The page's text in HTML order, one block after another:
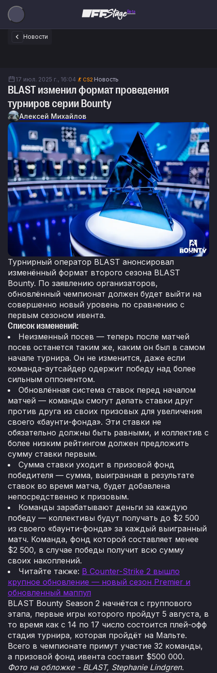
Beta
Новости
17 июл. 2025 г., 16:04 CS2 Новость
BLAST изменил формат проведения
турниров серии Bounty
Алексей Михайлов
Турнирный оператор BLAST анонсировал
изменённый формат второго сезона BLAST
Bounty. По заявлению организаторов,
обновлённый чемпионат должен будет выйти на
совершенно новый уровень по сравнению с
первым сезоном ивента.
Список изменений:
Неизменный посев — теперь после матчей
посев останется таким же, каким он был в самом
начале турнира. Он не изменится, даже если
команда-аутсайдер одержит победу над более
сильным оппонентом.
Обновлённая система ставок перед началом
матчей — команды смогут делать ставки друг
против друга из своих призовых для увеличения
своего «баунти-фонда». Эти ставки не
обязательно должны быть равными, и коллектив с
более низким рейтингом должен предложить
сумму ставки первым.
Сумма ставки уходит в призовой фонд
победителя — сумма, выигранная в результате
ставок во время матча, будет добавлена
непосредственно к призовым.
Команды зарабатывают деньги за каждую
победу — коллективы будут получать до $2 500
из своего «баунти-фонда» за каждый выигранный
матч. Команда, фонд которой составляет менее
$2 500, в случае победы получит всю сумму
своих накоплений.
Читайте также: В Counter-Strike 2 вышло
крупное обновление — новый сезон Premier и
обновленный маппул
BLAST Bounty Season 2 начнётся с группового
этапа, первые игры которого пройдут 5 августа, в
то время как с 14 по 17 число состоится плей-офф
стадия турнира, которая пройдёт на Мальте.
Всего в чемпионате примут участие 32 команды,
а призовой фонд ивента составит $500 000.
Фото на обложке - BLAST, Stephanie Lindgren.